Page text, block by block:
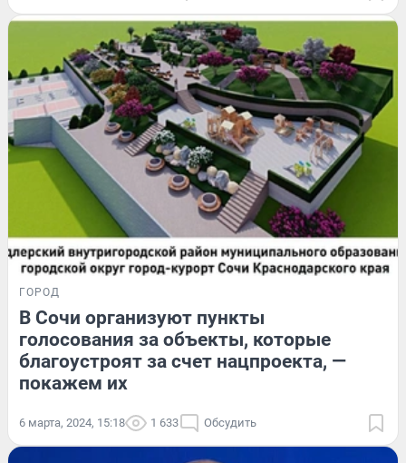
ГОРОД
В Сочи организуют пункты
голосования за объекты, которые
благоустроят за счет нацпроекта, —
покажем их
6 марта, 2024, 15:18 1 633 Обсудить